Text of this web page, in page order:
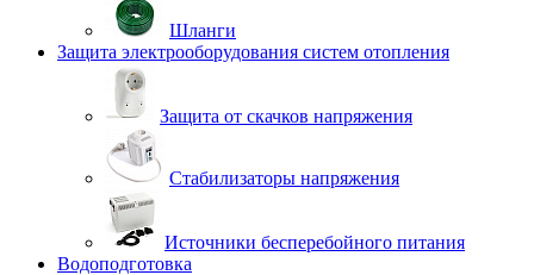
Шланги
Защита электрооборудования систем отопления
Защита от скачков напряжения
Стабилизаторы напряжения
Источники бесперебойного питания
Водоподготовка